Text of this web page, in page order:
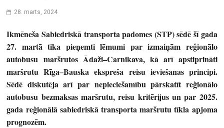
28. marts, 2024
Ikmēneša Sabiedriskā transporta padomes (STP) sēdē šī gada
27. martā tika pieņemti lēmumi par izmaiņām reģionālo
autobusu maršrutos Ādaži–Carnikava, kā arī apstiprināti
maršrutu Rīga–Bauska ekspreša reisu ieviešanas principi.
Sēdē diskutēja arī par nepieciešamību pārskatīt reģionālo
autobusu bezmaksas maršrutu, reisu kritērijus un par 2025.
gada reģionālā sabiedriskā transporta maršrutu tīkla apjoma
prognozēm.